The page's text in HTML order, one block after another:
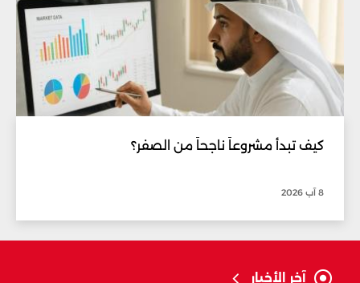
كيف تبدأ مشروعاً ناجحاً من الصفر؟
8 آب 2026
آخر الأخبار